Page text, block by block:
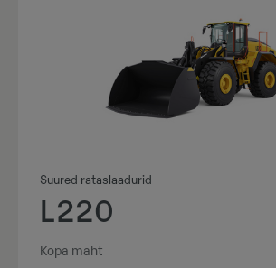
Suured rataslaadurid
L220
Kopa maht